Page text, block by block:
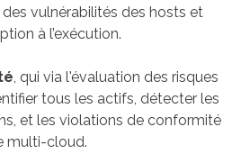
vulnérabilités des hosts et
à l’exécution.
, qui via l'évaluation des risques
tous les actifs, détecter les
et les violations de conformité
multi-cloud.